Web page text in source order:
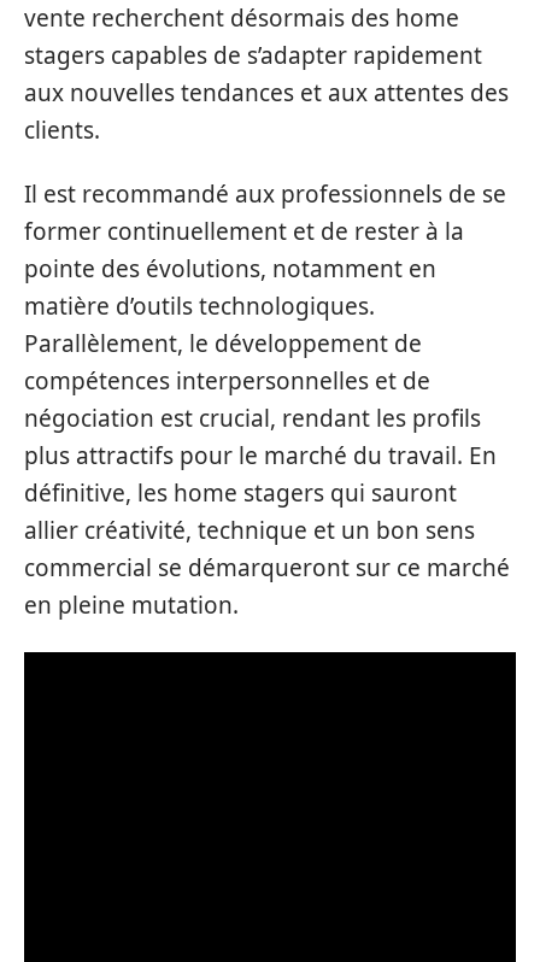
vente recherchent désormais des home
stagers capables de s’adapter rapidement
aux nouvelles tendances et aux attentes des
clients.
Il est recommandé aux professionnels de se
former continuellement et de rester à la
pointe des évolutions, notamment en
matière d’outils technologiques.
Parallèlement, le développement de
compétences interpersonnelles et de
négociation est crucial, rendant les profils
plus attractifs pour le marché du travail. En
définitive, les home stagers qui sauront
allier créativité, technique et un bon sens
commercial se démarqueront sur ce marché
en pleine mutation.